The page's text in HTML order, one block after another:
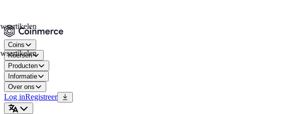
Coins
Koersen
Producten
Informatie
Over ons
Log inRegistreer